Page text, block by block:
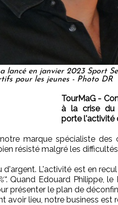
lancé en janvier 2023 Sport
pour les jeunes - Photo DR
TourMaG -
à la crise du
porte l'activité
marque spécialiste des
résisté malgré les
L'activité est en
. Quand Edouard Philippe, le
présenter le plan de
avoir lieu, notre business est